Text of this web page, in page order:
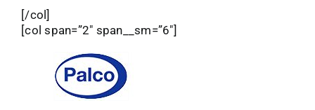
[/col]
[col span=”2″ span__sm=”6″]